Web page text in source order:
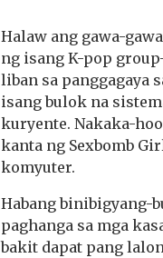
Halaw ang gawa-
ng isang K-pop
liban sa panggagaya
isang bulok na
kuryente. Nakaka-
kanta ng Sexbomb
komyuter.
Habang binibigyang-
paghanga sa mga
bakit dapat pang